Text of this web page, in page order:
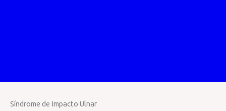
Síndrome de Impacto Ulnar